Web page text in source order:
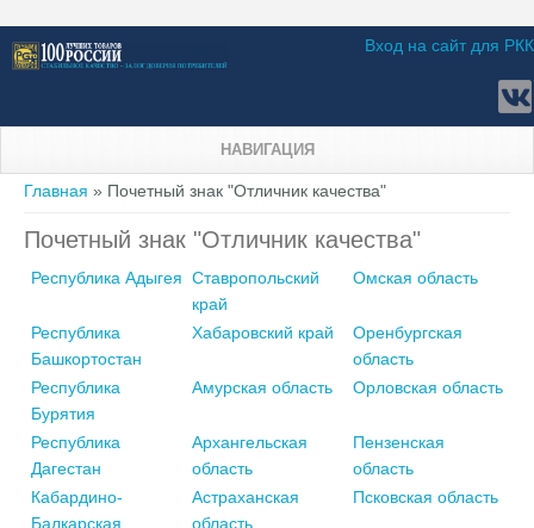
Вход на сайт для РКК
НАВИГАЦИЯ
Вы здесь
Главная » Почетный знак "Отличник качества"
Почетный знак "Отличник качества"
Республика Адыгея Ставропольский
край
Омская область
Республика
Башкортостан
Хабаровский край
Оренбургская
область
Республика
Бурятия
Амурская область Орловская область
Республика
Дагестан
Архангельская
область
Пензенская
область
Кабардино-
Балкарская
Астраханская
область
Псковская область